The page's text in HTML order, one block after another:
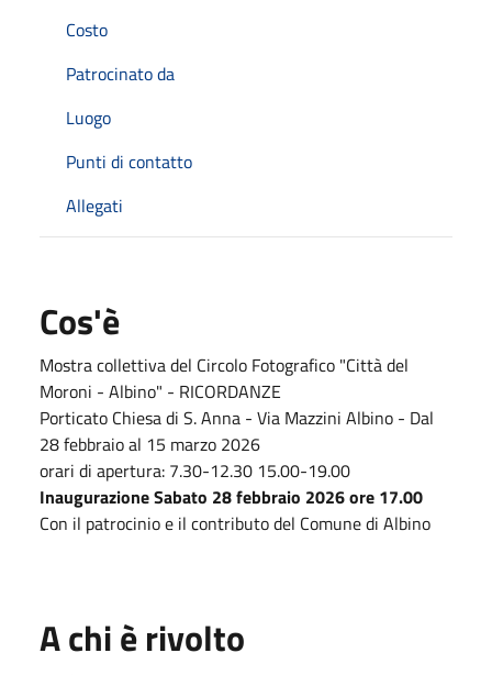
Costo
Patrocinato da
Luogo
Punti di contatto
Allegati
Cos'è
Mostra collettiva del Circolo Fotografico "Città del
Moroni - Albino" - RICORDANZE
Porticato Chiesa di S. Anna - Via Mazzini Albino - Dal
28 febbraio al 15 marzo 2026
orari di apertura: 7.30-12.30 15.00-19.00
Inaugurazione Sabato 28 febbraio 2026 ore 17.00
Con il patrocinio e il contributo del Comune di Albino
A chi è rivolto